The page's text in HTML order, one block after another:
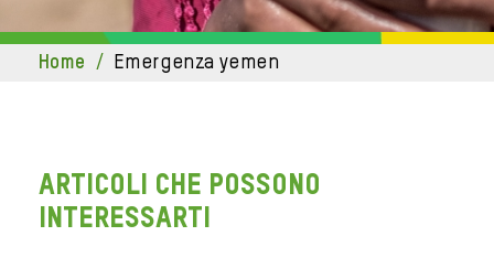
home / emergenza yemen
ARTICOLI CHE POSSONO
INTERESSARTI